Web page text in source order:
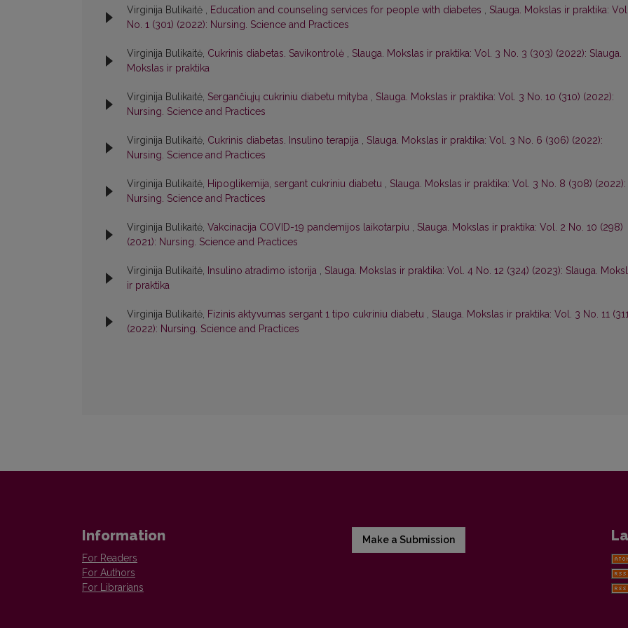
Virginija Bulikaitė , Education and counseling services for people with diabetes , Slauga. Mokslas ir praktika:
No. 1 (301) (2022): Nursing. Science and Practices
Virginija Bulikaitė, Cukrinis diabetas. Savikontrolė , Slauga. Mokslas ir praktika: Vol. 3 No. 3 (303) (2022): Slauga.
Mokslas ir praktika
Virginija Bulikaitė, Sergančiųjų cukriniu diabetu mityba , Slauga. Mokslas ir praktika: Vol. 3 No. 10 (310) (2022):
Nursing. Science and Practices
Virginija Bulikaitė, Cukrinis diabetas. Insulino terapija , Slauga. Mokslas ir praktika: Vol. 3 No. 6 (306) (2022):
Nursing. Science and Practices
Virginija Bulikaitė, Hipoglikemija, sergant cukriniu diabetu , Slauga. Mokslas ir praktika: Vol. 3 No. 8 (308) (2022):
Nursing. Science and Practices
Virginija Bulikaitė, Vakcinacija COVID-19 pandemijos laikotarpiu , Slauga. Mokslas ir praktika: Vol. 2 No. 10 (298)
(2021): Nursing. Science and Practices
Virginija Bulikaitė, Insulino atradimo istorija , Slauga. Mokslas ir praktika: Vol. 4 No. 12 (324) (2023): Slauga.
ir praktika
Virginija Bulikaitė, Fizinis aktyvumas sergant 1 tipo cukriniu diabetu , Slauga. Mokslas ir praktika: Vol. 3 No. 11
(2022): Nursing. Science and Practices
Information
For Readers
For Authors
For Librarians
Make a Submission